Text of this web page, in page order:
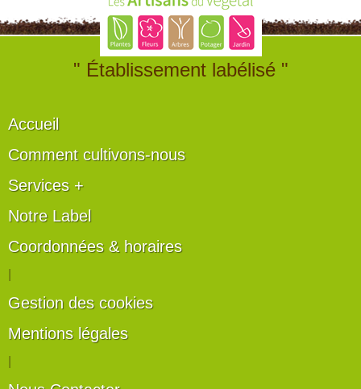
" Établissement labélisé "
Accueil
Comment cultivons-nous
Services +
Notre Label
Coordonnées & horaires
Gestion des cookies
Mentions légales